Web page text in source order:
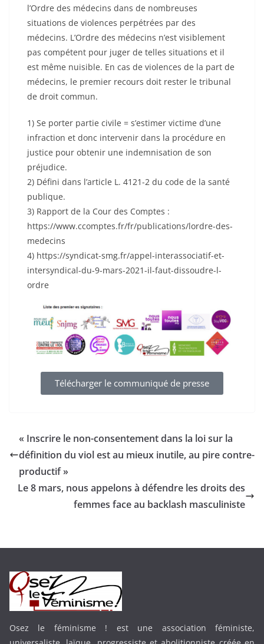
l’Ordre des médecins dans de nombreuses
situations de violences perpétrées par des
médecins. L’Ordre des médecins n’est visiblement
pas compétent pour juger de telles situations et il
est même nuisible. En cas de violences de la part de
médecins, le premier recours doit rester le tribunal
de droit commun.
1) Se porter partie civile = s’estimer victime d’une
infraction et donc intervenir dans la procédure en
justice pour obtenir une indemnisation de son
préjudice.
2) Défini dans l’article L. 4121-2 du code de la santé
publique.
3) Rapport de la Cour des Comptes :
https://www.ccomptes.fr/fr/publications/lordre-des-
medecins
4) https://syndicat-smg.fr/appel-interassociatif-et-
intersyndical-du-9-mars-2021-il-faut-dissoudre-l-
ordre
Télécharger le communiqué de presse
« Inscrire le non-consentement dans la loi sur la
définition du viol est au mieux inutile, au pire contre-
productif »
Le 8 mars, nous appelons à défendre les droits des
femmes face au backlash masculiniste
Osez le féminisme ! est une association féministe,